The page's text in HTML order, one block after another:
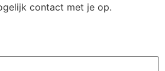
contact met je op.